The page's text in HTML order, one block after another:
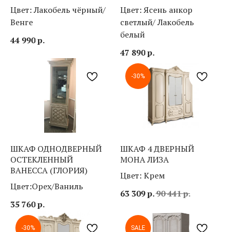
Цвет: Лакобель чёрный/
Венге
44 990р.
Цвет: Ясень анкор
светлый/ Лакобель
белый
47 890р.
ШКАФ ОДНОДВЕРНЫЙ
ОСТЕКЛЕННЫЙ
ВАНЕССА (ГЛОРИЯ)
Цвет:Орех/Ваниль
35 760р.
-30%
ШКАФ 4 ДВЕРНЫЙ
МОНА ЛИЗА
Цвет: Крем
63 309р.90 441р.
-30% SALE